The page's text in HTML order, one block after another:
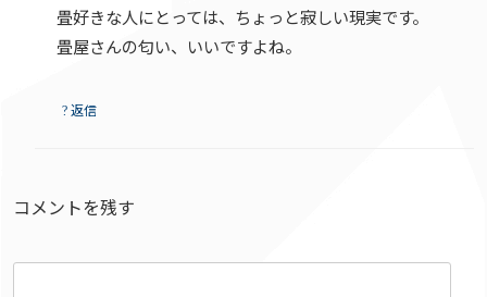
畳好きな人にとっては、ちょっと寂しい現実です。
畳屋さんの匂い、いいですよね。
返信
コメントを残す